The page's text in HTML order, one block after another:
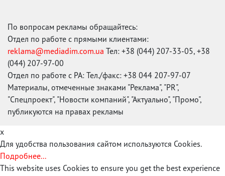
По вопросам рекламы обращайтесь:
Отдел по работе с прямыми клиентами:
reklama@mediadim.com.ua Тел: +38 (044) 207-33-05, +38
(044) 207-97-00
Отдел по работе с РА: Тел./факс: +38 044 207-97-07
Материалы, отмеченные знаками "Реклама", "PR",
"Спецпроект", "Новости компаний", "Актуально", "Промо",
публикуются на правах рекламы
x
Для удобства пользования сайтом используются Cookies.
Подробнее...
This website uses Cookies to ensure you get the best experience